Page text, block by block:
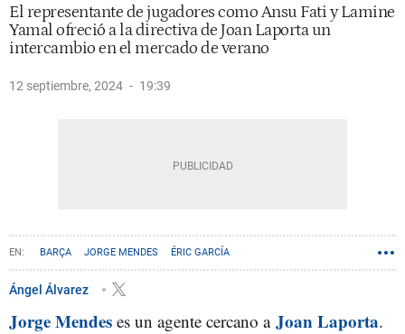
El representante de jugadores como Ansu Fati y Lamine
Yamal ofreció a la directiva de Joan Laporta un
intercambio en el mercado de verano
12 septiembre, 2024 19:39
BARÇA JORGE MENDES ÉRIC GARCÍA
Ángel Álvarez
Jorge Mendes es un agente cercano a Joan Laporta.